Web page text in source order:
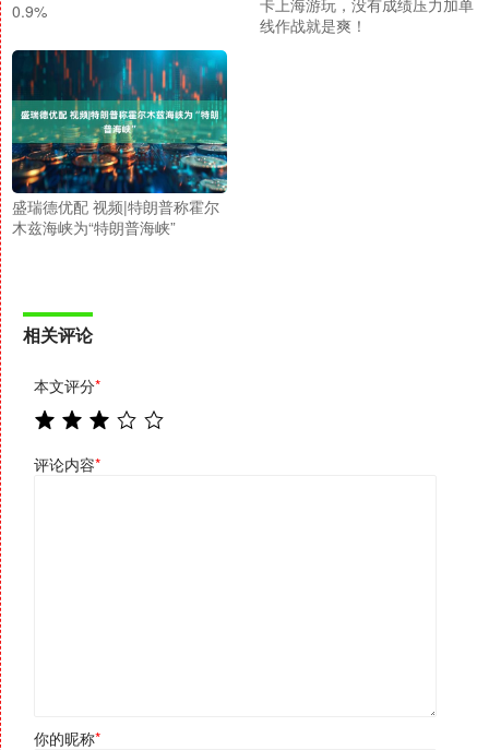
0.9%
线作战就是爽！
盛瑞德优配 视频|特朗普称霍尔
木兹海峡为“特朗普海峡”
相关评论
本文评分*
评论内容*
你的昵称*